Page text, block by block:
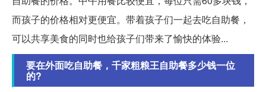
而孩子的价格相对更便宜。带着孩子们一起去吃自助餐，
可以共享美食的同时也给孩子们带来了愉快的体验...
要在外面吃自助餐，千家粗粮王自助餐多少钱一位
的?